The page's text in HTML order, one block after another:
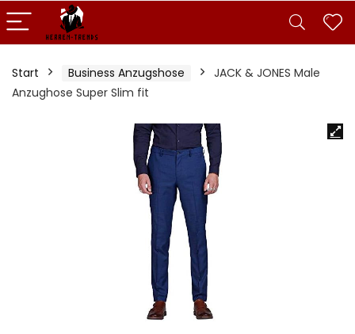
Start Business Anzugshose
JACK & JONES Male
Anzughose Super Slim fit